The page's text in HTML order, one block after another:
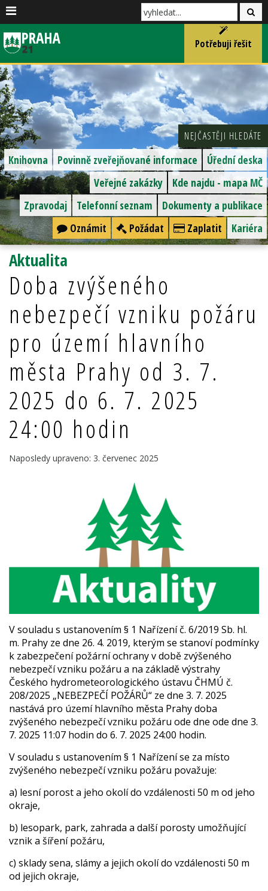
Potřebuji řešit
NEJČASTĚJI HLEDÁTE
Úřední deska
Povinně zveřejňované informace
Knihovna
Kde najdu - mapa MČ
Veřejné zakázky
Dokumenty a publikace
Telefonní seznam
Zpravodaj
Kariéra
Zaplatit
Požádat
Oznámit
Aktualita
Doba zvýšeného
nebezpečí vzniku požáru
pro území hlavního
města Prahy od 3. 7.
2025 do 6. 7. 2025
24:00 hodin
Naposledy upraveno: 3. červenec 2025
V souladu s ustanovením § 1 Nařízení č. 6/2019 Sb. hl.
m. Prahy ze dne 26. 4. 2019, kterým se stanoví podmínky
k zabezpečení požární ochrany v době zvýšeného
nebezpečí vzniku požáru a na základě výstrahy
Českého hydrometeorologického ústavu ČHMÚ č.
208/2025 „NEBEZPEČÍ POŽÁRŮ“ ze dne 3. 7. 2025
nastává pro území hlavního města Prahy doba
zvýšeného nebezpečí vzniku požáru ode dne ode dne 3.
7. 2025 11:07 hodin do 6. 7. 2025 24:00 hodin.
V souladu s ustanovením § 1 Nařízení se za místo
zvýšeného nebezpečí vzniku požáru považuje:
a) lesní porost a jeho okolí do vzdálenosti 50 m od jeho
okraje,
b) lesopark, park, zahrada a další porosty umožňující
vznik a šíření požáru,
c) sklady sena, slámy a jejich okolí do vzdálenosti 50 m
od jejich okraje,